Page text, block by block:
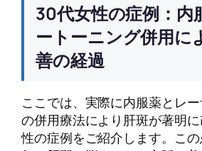
30代女性の症例：内
ートーニング併用に
善の経過
ここでは、実際に内服薬とレ
の併用療法により肝斑が著明
性の症例をご紹介します。こ